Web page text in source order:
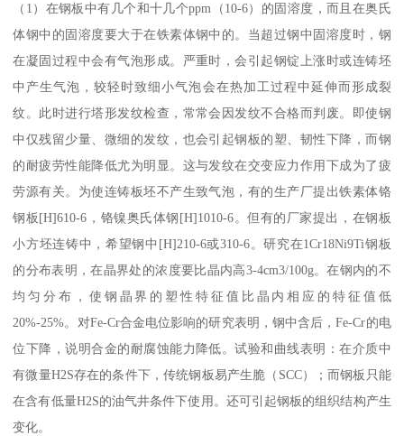
（1）在钢板中有几个和十几个ppm（10-6）的固溶度，而且在奥氏
体钢中的固溶度要大于在铁素体钢中的。当超过钢中固溶度时，钢
在凝固过程中会有气泡形成。严重时，会引起钢锭上涨时或连铸坯
中产生气泡，较轻时致细小气泡会在热加工过程中延伸而形成裂
纹。此时进行塔形发纹检查，常常会因发纹不合格而判废。即使钢
中仅残留少量、微细的发纹，也会引起钢板的塑、韧性下降，而钢
的耐疲劳性能降低尤为明显。这与发纹在交变应力作用下成为了疲
劳源有关。为使连铸板坯不产生致气泡，有的生产厂提出铁素体铬
钢板[H]610-6，铬镍奥氏体钢[H]1010-6。但有的厂家提出，在钢板
小方坯连铸中，希望钢中[H]210-6或310-6。研究在1Cr18Ni9Ti钢板
的分布表明，在晶界处的浓度要比晶内高3-4cm3/100g。在钢内的不
均匀分布，使钢晶界的塑性特征值比晶内相应的特征值低
20%-25%。对Fe-Cr合金电位影响的研究表明，钢中含后，Fe-Cr的电
位下降，说明合金的耐腐蚀能力降低。试验和曲线表明：在介质中
有微量H2S存在的条件下，传统钢板易产生脆（SCC）；而钢板只能
在含有低量H2S的油气井条件下使用。还可引起钢板的组织结构产生
变化。